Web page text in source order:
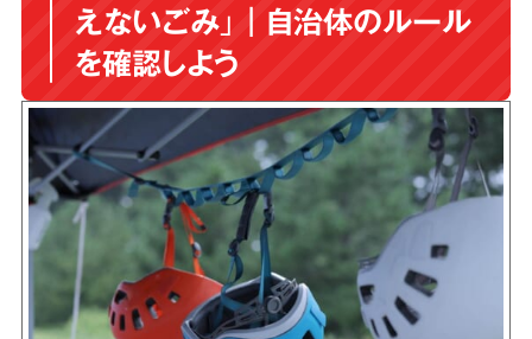
えないごみ」｜自治体のルール
を確認しよう